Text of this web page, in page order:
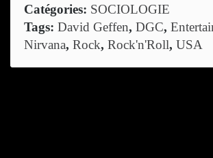
Catégories: SOCIOLOGIE
Tags: David Geffen, DGC,
Nirvana, Rock, Rock'n'Roll, USA